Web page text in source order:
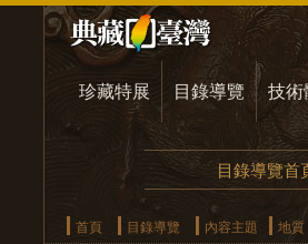
珍藏特展 目錄導覽 技
目錄導覽首
首頁 目錄導覽 內容主題 地質